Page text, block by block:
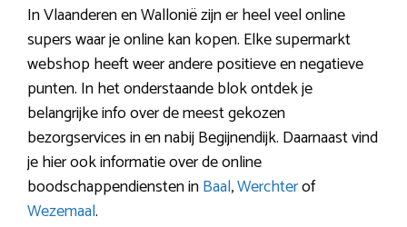
In Vlaanderen en Wallonië zijn er heel veel online
supers waar je online kan kopen. Elke supermarkt
webshop heeft weer andere positieve en negatieve
punten. In het onderstaande blok ontdek je
belangrijke info over de meest gekozen
bezorgservices in en nabij Begijnendijk. Daarnaast vind
je hier ook informatie over de online
boodschappendiensten inBaal,Werchterof
Wezemaal.